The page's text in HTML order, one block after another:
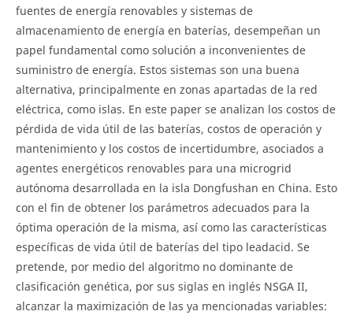
fuentes de energía renovables y sistemas de
almacenamiento de energía en baterías, desempeñan un
papel fundamental como solución a inconvenientes de
suministro de energía. Estos sistemas son una buena
alternativa, principalmente en zonas apartadas de la red
eléctrica, como islas. En este paper se analizan los costos de
pérdida de vida útil de las baterías, costos de operación y
mantenimiento y los costos de incertidumbre, asociados a
agentes energéticos renovables para una microgrid
autónoma desarrollada en la isla Dongfushan en China. Esto
con el fin de obtener los parámetros adecuados para la
óptima operación de la misma, así como las características
específicas de vida útil de baterías del tipo leadacid. Se
pretende, por medio del algoritmo no dominante de
clasificación genética, por sus siglas en inglés NSGA II,
alcanzar la maximización de las ya mencionadas variables: